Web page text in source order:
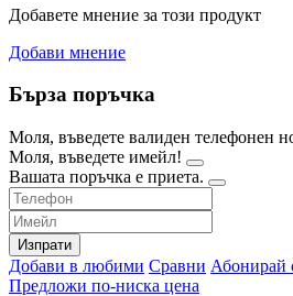
Добавете мнение за този продукт
Добави мнение
Бърза поръчка
Моля, въведете валиден телефонен
Моля, въведете имейл!
Вашата поръчка е приета.
Изпрати
Добави в любими Сравни Абонирай
Предложи по-ниска цена